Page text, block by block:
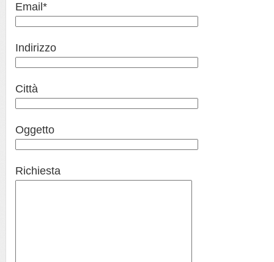
Email*
Indirizzo
Città
Oggetto
Richiesta